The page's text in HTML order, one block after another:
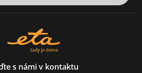
s námi v kontaktu